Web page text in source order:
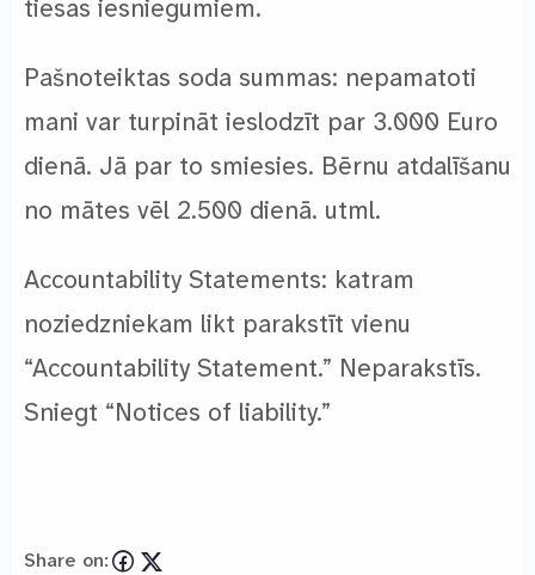
tiesas iesniegumiem.
Pašnoteiktas soda summas: nepamatoti
mani var turpināt ieslodzīt par 3.000 Euro
dienā. Jā par to smiesies. Bērnu atdalīšanu
no mātes vēl 2.500 dienā. utml.
Accountability Statements: katram
noziedzniekam likt parakstīt vienu
“Accountability Statement.” Neparakstīs.
Sniegt “Notices of liability.”
Share on: